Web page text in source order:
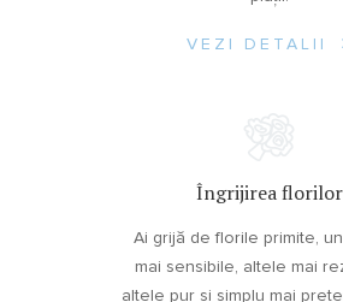
VEZI DETALII
Îngrijirea florilor
Ai grijă de florile primite,
mai sensibile, altele mai
altele pur și simplu mai